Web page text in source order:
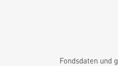
Fondsdaten und